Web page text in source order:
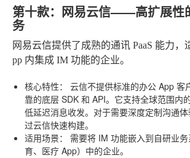
第十款：网易云信——高扩展性
务
网易云信提供了成熟的通讯 PaaS 能力，
pp 内集成 IM 功能的企业。
核心特性：
云信不提供标准的办公 App 客
靠的底层 SDK 和 API。它支持全球范围内
低延迟消息收发。对于需要深度定制沟通
过云信快速构建。
适用场景：
需要将 IM 功能嵌入到自研业
育、医疗 App）中的企业。